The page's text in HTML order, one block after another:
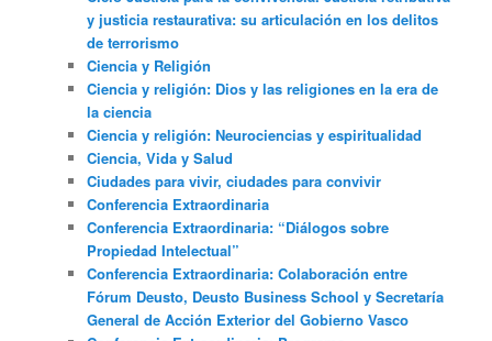
y justicia restaurativa: su articulación en los delitos
de terrorismo
Ciencia y Religión
Ciencia y religión: Dios y las religiones en la era de
la ciencia
Ciencia y religión: Neurociencias y espiritualidad
Ciencia, Vida y Salud
Ciudades para vivir, ciudades para convivir
Conferencia Extraordinaria
Conferencia Extraordinaria: “Diálogos sobre
Propiedad Intelectual”
Conferencia Extraordinaria: Colaboración entre
Fórum Deusto, Deusto Business School y Secretaría
General de Acción Exterior del Gobierno Vasco